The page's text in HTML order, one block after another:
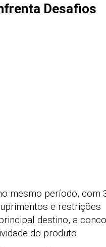
Desafios
mesmo período, com
e restrições
destino, a
do produto.